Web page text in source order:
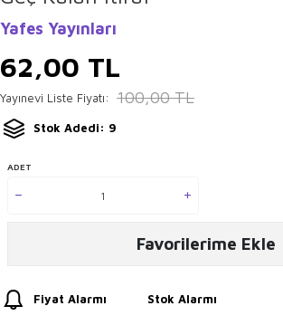
Yafes Yayınları
62,00 TL
Yayınevi Liste Fiyatı: 100,00TL
Stok Adedi: 9
ADET
Favorilerime Ekle
Fiyat Alarmı Stok Alarmı